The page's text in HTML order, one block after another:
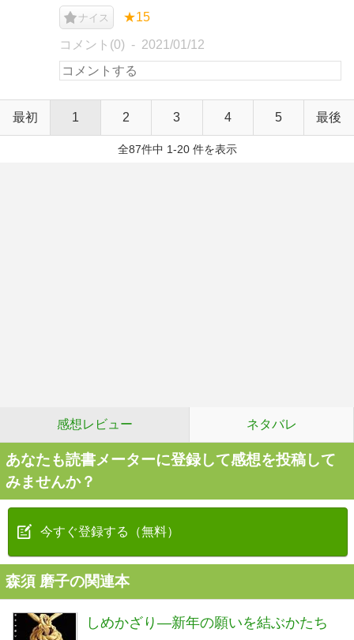
ナイス ★15
コメント(0) 2021/01/12
最初 1 2 3 4 5 最後
全87件中 1-20 件を表示
感想レビュー ネタバレ
あなたも読書メーターに登録して感想を投稿して
みませんか？
今すぐ登録する（無料）
森須 磨子の関連本
しめかざり—新年の願いを結ぶかたち